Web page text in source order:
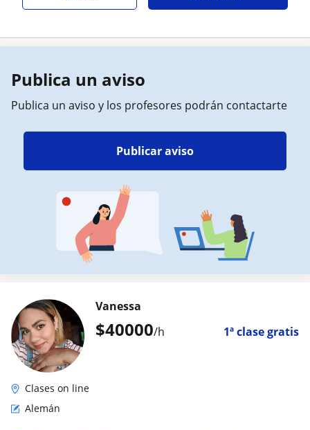
Publica un aviso
Publica un aviso y los profesores podrán contactarte
Publicar aviso
$40000/h 1ª clase gratis
Vanessa
Clases on line
Alemán